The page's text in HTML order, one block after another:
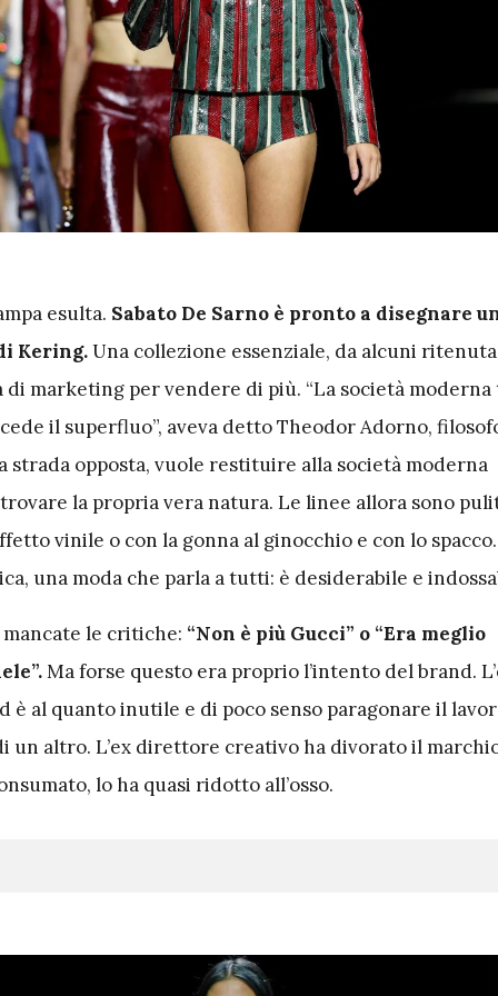
esulta. Sabato De Sarno è pronto a disegnare
Kering.Una collezione essenziale, da alcuni
di marketing per vendere di più. “La società
il superfluo”, aveva detto Theodor Adorno,
strada opposta, vuole restituire alla società moderna
la propria vera natura. Le linee allora sono
vinile o con la gonna al ginocchio e con lo
una moda che parla a tutti: è desiderabile e
le critiche: “Non è più Gucci” o “Era meglio
Ma forse questo era proprio l’intento del brand.
è al quanto inutile e di poco senso paragonare il
un altro. L’ex direttore creativo ha divorato il
lo ha quasi ridotto all’osso.